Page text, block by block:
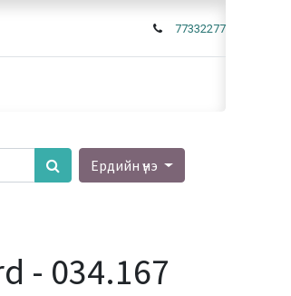
77332277
Ердийн үнэ
- 034.167